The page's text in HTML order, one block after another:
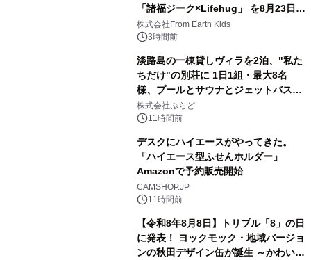
「諸福ジーク×Lifehug」 を8月23日
(日)開催
株式会社From Earth Kids
3時間前
淡路島の一棟貸しヴィラを2泊、"私た
ちだけ"の別荘に 1日1組・最大8名
様、プールとサウナとジェットバス付
きで Villa Mon Temps AWAJIの連泊
素泊りプラン
株式会社ぷらど
11時間前
デスクにハイエースがやってきた。
「ハイエース型ふせんホルダー」
Amazonで予約販売開始
CAMSHOP.JP
11時間前
【令和8年8月8日】トリプル「8」の日
に発表！ ヨックモック・地域バージョ
ンの秋田デザイン缶が誕生 ～かわいい